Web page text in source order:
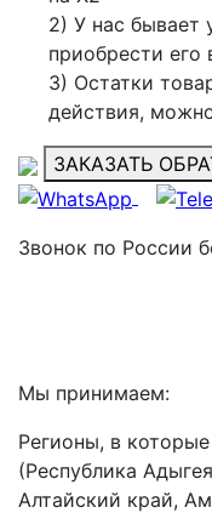
2) У нас бывает
приобрести его
3) Остатки
действия,
ЗАКАЗАТЬ
Звонок по России
Мы принимаем:
Регионы, в
(Республика
Алтайский край,